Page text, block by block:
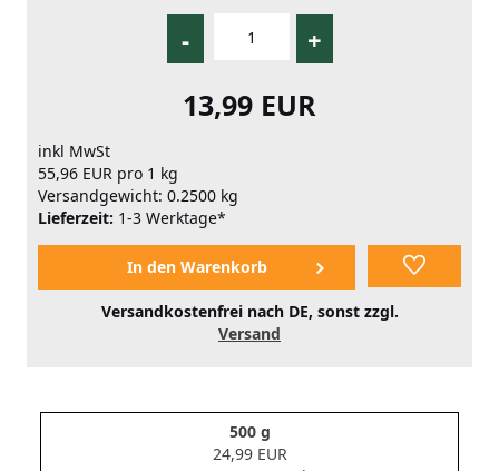
- +
13,99 EUR
inkl MwSt
55,96 EUR pro 1 kg
Versandgewicht: 0.2500 kg
Lieferzeit: 1-3 Werktage*
Versandkostenfrei nach DE, sonst zzgl.
Versand
500 g
24,99 EUR